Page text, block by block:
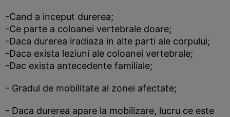
-Cand a inceput durerea;
-Ce parte a coloanei vertebrale doare;
-Daca durerea iradiaza in alte parti ale corpului;
-Daca exista leziuni ale coloanei vertebrale;
-Dac exista antecedente familiale;
- Gradul de mobilitate al zonei afectate;
- Daca durerea apare la mobilizare, lucru ce este